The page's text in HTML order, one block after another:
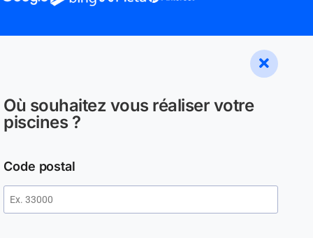
Où souhaitez vous réaliser votre
piscines ?
Code postal